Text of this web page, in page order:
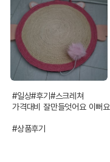
#일상#후기#스크레쳐
가격대비 잘만들엇어요 이뻐요
#상품후기